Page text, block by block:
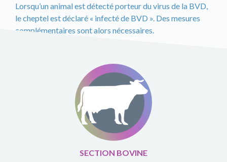
Lorsqu’un animal est détecté porteur du virus de la BVD,
le cheptel est déclaré « infecté de BVD ». Des mesures
complémentaires sont alors nécessaires.
SECTION BOVINE